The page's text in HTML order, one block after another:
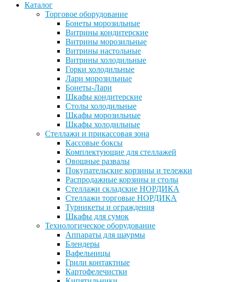
Каталог
Торговое оборудование
Бонеты морозильные
Витрины кондитерские
Витрины морозильные
Витрины настольные
Витрины холодильные
Горки холодильные
Лари морозильные
Бонеты-Лари
Шкафы кондитерские
Столы холодильные
Шкафы морозильные
Шкафы холодильные
Стеллажи и прикассовая зона
Кассовые боксы
Комплектующие для стеллажей
Овощные развалы
Покупательские корзины и тележки
Распродажные корзины и столы
Стеллажи складские НОРДИКА
Стеллажи торговые НОРДИКА
Турникеты и ограждения
Шкафы для сумок
Технологическое оборудование
Аппараты для шаурмы
Блендеры
Вафельницы
Грили контактные
Картофелечистки